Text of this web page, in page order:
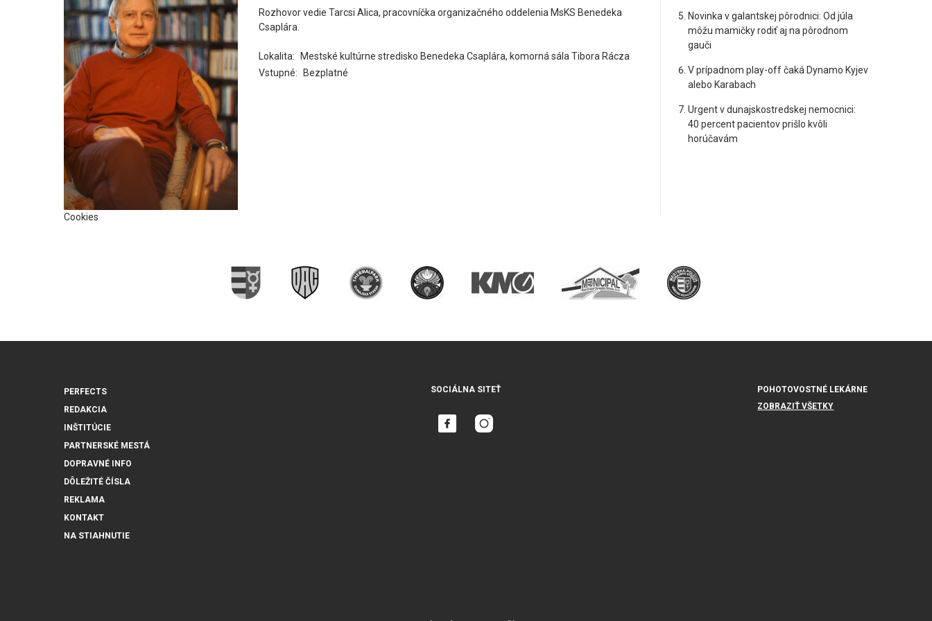
Rozhovor vedie Tarcsi Alica, pracovníčka organizačného oddelenia MsKS Benedeka
Csaplára.
Lokalita:
Mestské kultúrne stredisko Benedeka Csaplára, komorná sála Tibora Rácza
Vstupné:
Bezplatné
Cookies
Novinka v galantskej pôrodnici: Od júla
môžu mamičky rodiť aj na pôrodnom
gauči
V prípadnom play-off čaká Dynamo Kyjev
alebo Karabach
Urgent v dunajskostredskej nemocnici:
40 percent pacientov prišlo kvôli
horúčavám
PERFECTS
REDAKCIA
INŠTITÚCIE
PARTNERSKÉ MESTÁ
DOPRAVNÉ INFO
DÔLEŽITÉ ČÍSLA
REKLAMA
KONTAKT
NA STIAHNUTIE
SOCIÁLNA SITEŤ
POHOTOVOSTNÉ LEKÁRNE
ZOBRAZIŤ VŠETKY